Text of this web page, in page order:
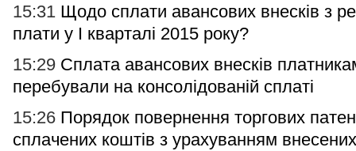
15:31 Щодо сплати авансових внесків з
плати у І кварталі 2015 року?
15:29 Сплата авансових внесків
перебували на консолідованій сплаті
15:26 Порядок повернення торгових
сплачених коштів з урахуванням